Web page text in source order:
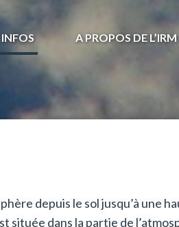
INFOS A PROPOS DE L’IRM
depuis le sol jusqu’à une
située dans la partie de